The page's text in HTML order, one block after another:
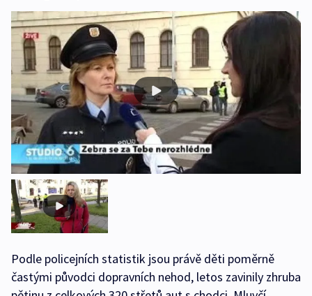
Podle policejních statistik jsou právě děti poměrně
častými původci dopravních nehod, letos zavinily zhruba